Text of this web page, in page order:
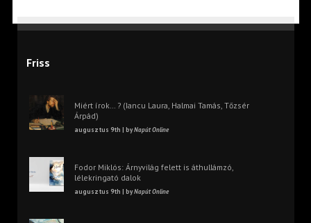
Friss
Miért írok… ? (Iancu Laura, Halmai Tamás, Tőzsér
Árpád)
augusztus 9th | byNapút Online
Fodor Miklós: Árnyvilág felett is áthullámzó,
lélekringató dalok
augusztus 9th | byNapút Online